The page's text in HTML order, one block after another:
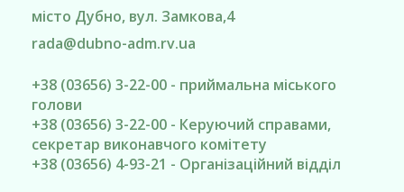
місто Дубно, вул. Замкова,4
rada@dubno-adm.rv.ua
+38 (03656) 3-22-00 - приймальна міського
голови
+38 (03656) 3-22-00 - Керуючий справами,
секретар виконавчого комітету
+38 (03656) 4-93-21 - Організаційний відділ